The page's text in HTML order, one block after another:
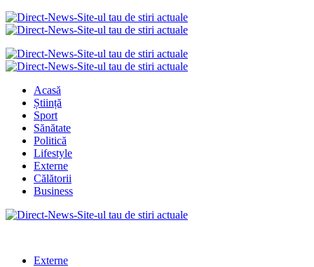
Acasă
Știință
Sport
Sănătate
Politică
Lifestyle
Externe
Călătorii
Business
Externe